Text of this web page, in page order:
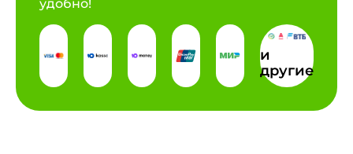
удобно!
и
другие